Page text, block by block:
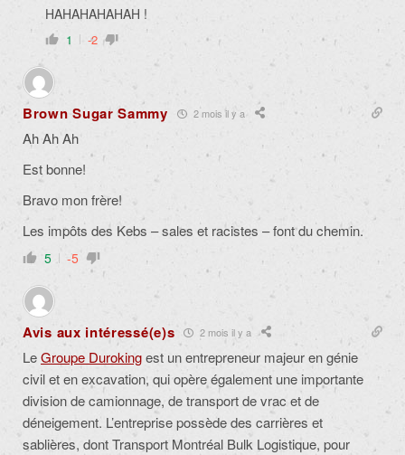
HAHAHAHAHAH !
1 -2
Brown Sugar Sammy 2 mois il y a
Ah Ah Ah
Est bonne!
Bravo mon frère!
Les impôts des Kebs – sales et racistes – font du chemin.
5 -5
Avis aux intéressé(e)s 2 mois il y a
LeGroupe Durokingest un entrepreneur majeur en génie
civil et en excavation, qui opère également une importante
division de camionnage, de transport de vrac et de
déneigement. L’entreprise possède des carrières et
sablières, dont Transport Montréal Bulk Logistique, pour